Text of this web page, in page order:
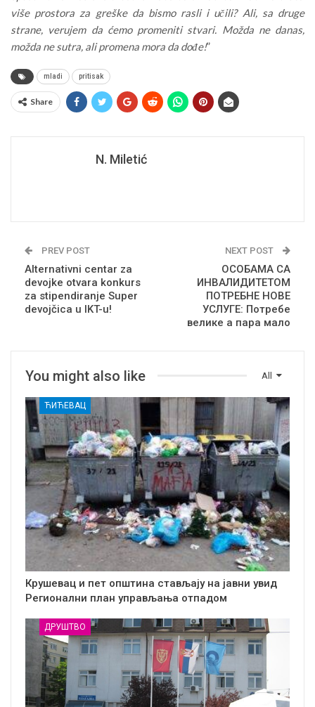
više prostora za greške da bismo rasli i učili? Ali, sa druge
strane, verujem da ćemo promeniti stvari. Možda ne danas,
možda ne sutra, ali promena mora da dođe!”
mladi pritisak
Share
N. Miletić
PREV POST
Alternativni centar za
devojke otvara konkurs
za stipendiranje Super
devojčica u IKT-u!
NEXT POST
ОСОБАМА СА
ИНВАЛИДИТЕТОМ
ПОТРЕБНЕ НОВЕ
УСЛУГЕ: Потребе
велике а пара мало
All
You might also like
ЋИЋЕВАЦ
Крушевац и пет општина стављају на јавни увид
Регионални план управљања отпадом
ДРУШТВО